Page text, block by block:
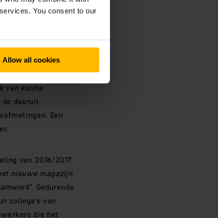
You consent to our
Allow all cookies
Met het
artikelen
standaard
van kleine
daaruit
Een
van 2016/2017.
nieuwe magazijn
". Gedurende
collega's van
die het